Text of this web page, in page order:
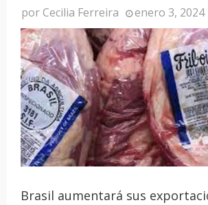
porCecilia Ferreira enero 3, 2024
Brasil aumentará sus